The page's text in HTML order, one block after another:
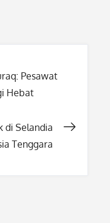
Pesawat
Hebat
di Selandia
Tenggara